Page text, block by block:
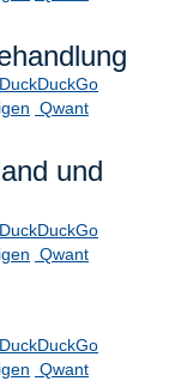
DuckDuckGo
Qwant
und
DuckDuckGo
Qwant
DuckDuckGo
Qwant